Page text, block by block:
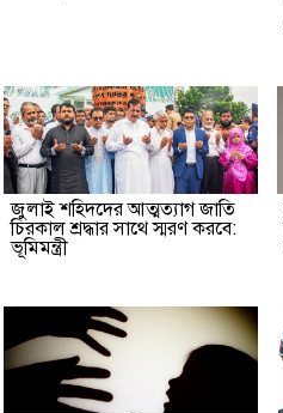
জুলাই শহিদদের আত্মত্যাগ জাতি
চিরকাল শ্রদ্ধার সাথে স্মরণ করবে:
ভূমিমন্ত্রী